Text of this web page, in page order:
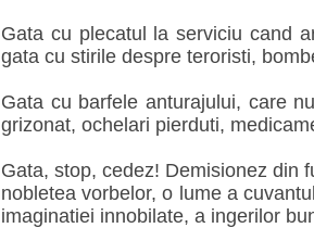
Gata cu plecatul la serviciu cand
gata cu stirile despre teroristi,
Gata cu barfele anturajului, care
grizonat, ochelari pierduti,
Gata, stop, cedez! Demisionez din
nobletea vorbelor, o lume a
imaginatiei innobilate, a ingerilor